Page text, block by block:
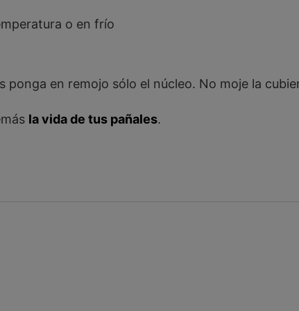
o en frío
ponga en remojo sólo el núcleo. No moje la
la vida de tus pañales.